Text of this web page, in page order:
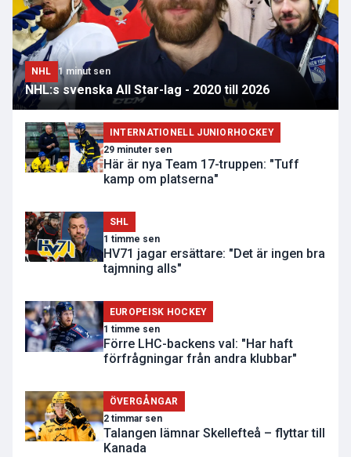
NHL 1 minut sen
NHL:s svenska All Star-lag - 2020 till 2026
INTERNATIONELL JUNIORHOCKEY
29 minuter sen
Här är nya Team 17-truppen: "Tuff
kamp om platserna"
SHL
1 timme sen
HV71 jagar ersättare: "Det är ingen bra
tajmning alls"
EUROPEISK HOCKEY
1 timme sen
Förre LHC-backens val: "Har haft
förfrågningar från andra klubbar"
ÖVERGÅNGAR
2 timmar sen
Talangen lämnar Skellefteå – flyttar till
Kanada